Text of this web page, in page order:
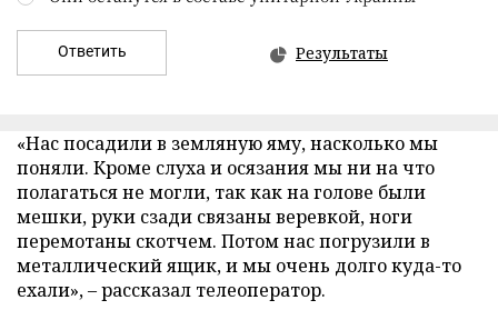
Ответить Результаты
«Нас посадили в земляную яму, насколько мы
поняли. Кроме слуха и осязания мы ни на что
полагаться не могли, так как на голове были
мешки, руки сзади связаны веревкой, ноги
перемотаны скотчем. Потом нас погрузили в
металлический ящик, и мы очень долго куда-то
ехали», – рассказал телеоператор.